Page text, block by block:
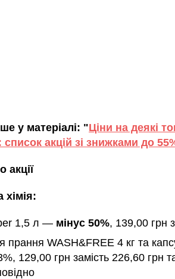
у матеріалі: "Ціни на деякі
список акцій зі знижками до
акції
хімія:
1,5 л — мінус 50%, 139,00 грн
прання WASH&FREE 4 кг та
129,00 грн замість 226,60 грн